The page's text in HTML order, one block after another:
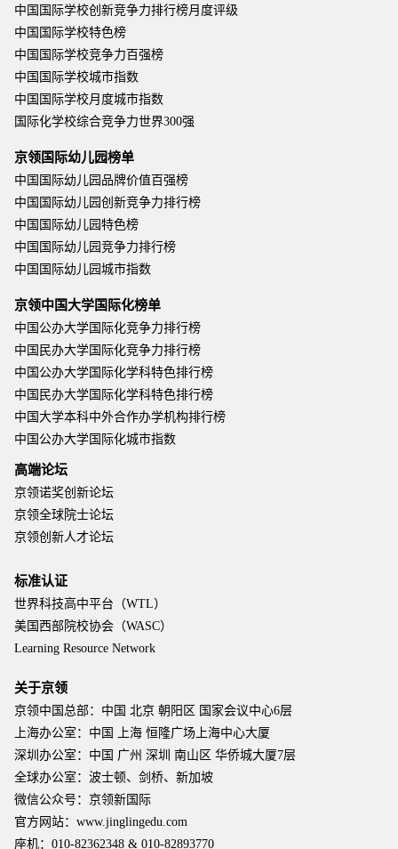
中国国际学校创新竞争力排行榜月度评级
中国国际学校特色榜
中国国际学校竞争力百强榜
中国国际学校城市指数
中国国际学校月度城市指数
国际化学校综合竞争力世界300强
京领国际幼儿园榜单
中国国际幼儿园品牌价值百强榜
中国国际幼儿园创新竞争力排行榜
中国国际幼儿园特色榜
中国国际幼儿园竞争力排行榜
中国国际幼儿园城市指数
京领中国大学国际化榜单
中国公办大学国际化竞争力排行榜
中国民办大学国际化竞争力排行榜
中国公办大学国际化学科特色排行榜
中国民办大学国际化学科特色排行榜
中国大学本科中外合作办学机构排行榜
中国公办大学国际化城市指数
高端论坛
京领诺奖创新论坛
京领全球院士论坛
京领创新人才论坛
标准认证
世界科技高中平台（WTL）
美国西部院校协会（WASC）
Learning Resource Network
关于京领
京领中国总部：中国 北京 朝阳区 国家会议中心6层
上海办公室：中国 上海 恒隆广场上海中心大厦
深圳办公室：中国 广州 深圳 南山区 华侨城大厦7层
全球办公室：波士顿、剑桥、新加坡
微信公众号：京领新国际
官方网站：www.jinglingedu.com
座机：010-82362348 & 010-82893770